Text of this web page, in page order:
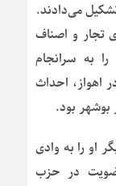
تشکیل می‌دادند.
تجار و اصناف
به سرانجام
اهواز، احداث
بود.
او را به وادی
در حزب